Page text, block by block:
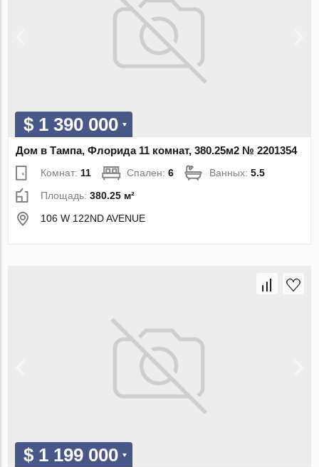
$ 1 390 000
Дом в Тампа, Флорида 11 комнат, 380.25м2 № 2201354
Комнат:11 Спален:6 Ванных:5.5
Площадь:380.25 м²
106 W 122ND AVENUE
$ 1 199 000